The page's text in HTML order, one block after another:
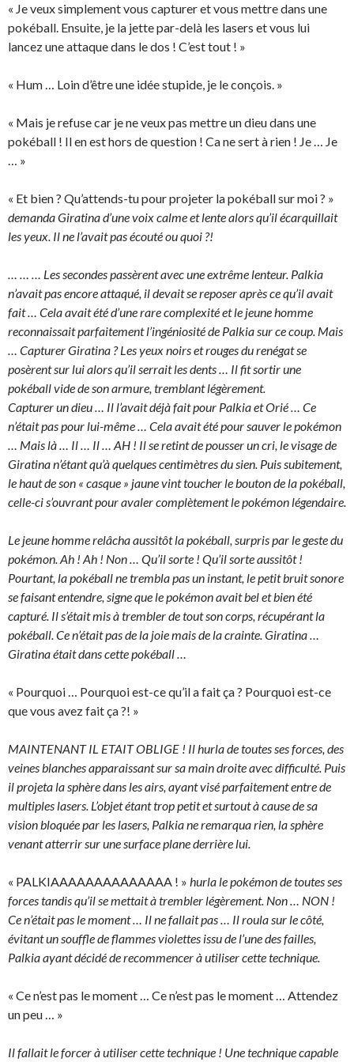
« Je veux simplement vous capturer et vous mettre dans une
pokéball. Ensuite, je la jette par-delà les lasers et vous lui
lancez une attaque dans le dos ! C’est tout ! »
« Hum … Loin d’être une idée stupide, je le conçois. »
« Mais je refuse car je ne veux pas mettre un dieu dans une
pokéball ! Il en est hors de question ! Ca ne sert à rien ! Je … Je
… »
« Et bien ? Qu’attends-tu pour projeter la pokéball sur moi ? »
demanda Giratina d’une voix calme et lente alors qu’il écarquillait
les yeux. Il ne l’avait pas écouté ou quoi ?!
… … … Les secondes passèrent avec une extrême lenteur. Palkia
n’avait pas encore attaqué, il devait se reposer après ce qu’il avait
fait … Cela avait été d’une rare complexité et le jeune homme
reconnaissait parfaitement l’ingéniosité de Palkia sur ce coup. Mais
… Capturer Giratina ? Les yeux noirs et rouges du renégat se
posèrent sur lui alors qu’il serrait les dents … Il fit sortir une
pokéball vide de son armure, tremblant légèrement.
Capturer un dieu … Il l’avait déjà fait pour Palkia et Orié … Ce
n’était pas pour lui-même … Cela avait été pour sauver le pokémon
… Mais là … Il … Il … AH ! Il se retint de pousser un cri, le visage de
Giratina n’étant qu’à quelques centimètres du sien. Puis subitement,
le haut de son « casque » jaune vint toucher le bouton de la pokéball,
celle-ci s’ouvrant pour avaler complètement le pokémon légendaire.
Le jeune homme relâcha aussitôt la pokéball, surpris par le geste du
pokémon. Ah ! Ah ! Non … Qu’il sorte ! Qu’il sorte aussitôt !
Pourtant, la pokéball ne trembla pas un instant, le petit bruit sonore
se faisant entendre, signe que le pokémon avait bel et bien été
capturé. Il s’était mis à trembler de tout son corps, récupérant la
pokéball. Ce n’était pas de la joie mais de la crainte. Giratina …
Giratina était dans cette pokéball …
« Pourquoi … Pourquoi est-ce qu’il a fait ça ? Pourquoi est-ce
que vous avez fait ça ?! »
MAINTENANT IL ETAIT OBLIGE ! Il hurla de toutes ses forces, des
veines blanches apparaissant sur sa main droite avec difficulté. Puis
il projeta la sphère dans les airs, ayant visé parfaitement entre de
multiples lasers. L’objet étant trop petit et surtout à cause de sa
vision bloquée par les lasers, Palkia ne remarqua rien, la sphère
venant atterrir sur une surface plane derrière lui.
« PALKIAAAAAAAAAAAAAA ! » hurla le pokémon de toutes ses
forces tandis qu’il se mettait à trembler légèrement. Non … NON !
Ce n’était pas le moment … Il ne fallait pas … Il roula sur le côté,
évitant un souffle de flammes violettes issu de l’une des failles,
Palkia ayant décidé de recommencer à utiliser cette technique.
« Ce n’est pas le moment … Ce n’est pas le moment … Attendez
un peu … »
Il fallait le forcer à utiliser cette technique ! Une technique capable